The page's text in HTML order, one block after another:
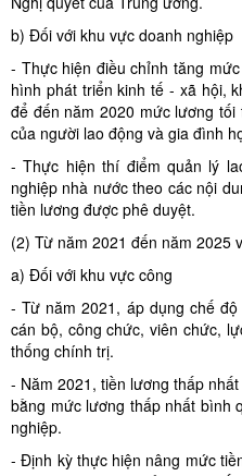
b) Đối với khu vực doanh nghiệp
- Thực hiện điều chỉnh tăng
hình phát triển kinh tế - xã hội,
để đến năm 2020 mức lương
của người lao động và gia đình
- Thực hiện thí điểm quản lý
nghiệp nhà nước theo các nội
tiền lương được phê duyệt.
(2) Từ năm 2021 đến năm 2025
a) Đối với khu vực công
- Từ năm 2021, áp dụng chế
cán bộ, công chức, viên chức,
thống chính trị.
- Năm 2021, tiền lương thấp
bằng mức lương thấp nhất bình
nghiệp.
- Định kỳ thực hiện nâng mức